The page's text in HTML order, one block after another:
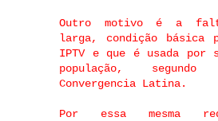
Outro motivo é a
larga, condição básica
IPTV e que é usada por
população,
Convergencia Latina.
Por essa mesma